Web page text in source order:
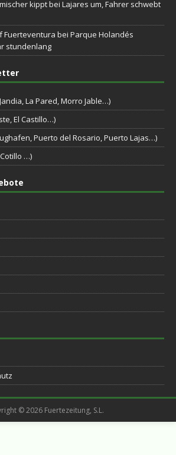
kippt bei Lajares um, Fahrer schwebt
bei Parque Holandés
stundenlang
La Pared, Morro Jable…)
El Castillo…)
Puerto del Rosario, Puerto Lajas…)
…)
© 2026 Fuertezeitung, S.L.